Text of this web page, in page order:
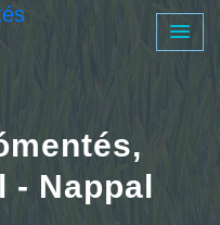
- Nappal